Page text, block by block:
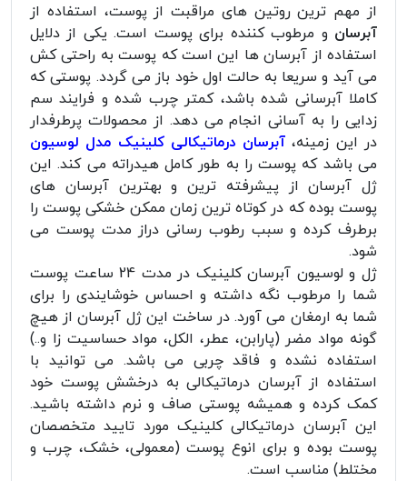
از مهم ترین روتین های مراقبت از پوست، استفاده از
آبرسان و مرطوب کننده برای پوست است. یکی از دلایل
استفاده از آبرسان ها این است که پوست به راحتی کش
می آید و سریعا به حالت اول خود باز می گردد. پوستی که
کاملا آبرسانی شده باشد، کمتر چرب شده و فرایند سم
زدایی را به آسانی انجام می دهد. از محصولات پرطرفدار
در این زمینه، آبرسان درماتیکالی کلینیک مدل لوسیون
می باشد که پوست را به طور کامل هیدراته می کند. این
ژل آبرسان از پیشرفته ترین و بهترین آبرسان های
پوست بوده که در کوتاه ترین زمان ممکن خشکی پوست را
برطرف کرده و سبب رطوب رسانی دراز مدت پوست می
شود.
ژل و لوسیون آبرسان کلینیک در مدت 24 ساعت پوست
شما را مرطوب نگه داشته و احساس خوشایندی را برای
شما به ارمغان می آورد. در ساخت این ژل آبرسان از هیچ
گونه مواد مضر (پارابن، عطر، الکل، مواد حساسیت زا و..)
استفاده نشده و فاقد چربی می باشد. می توانید با
استفاده از آبرسان درماتیکالی به درخشش پوست خود
کمک کرده و همیشه پوستی صاف و نرم داشته باشید.
این آبرسان درماتیکالی کلینیک مورد تایید متخصصان
پوست بوده و برای انوع پوست (معمولی، خشک، چرب و
مختلط) مناسب است.